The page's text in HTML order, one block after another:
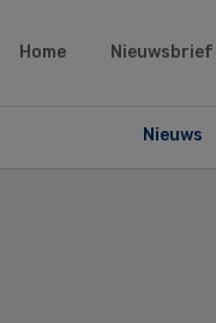
Home Nieuwsbrief
Nieuws